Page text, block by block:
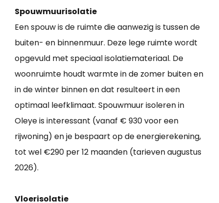
Spouwmuurisolatie
Een spouw is de ruimte die aanwezig is tussen de
buiten- en binnenmuur. Deze lege ruimte wordt
opgevuld met speciaal isolatiemateriaal. De
woonruimte houdt warmte in de zomer buiten en
in de winter binnen en dat resulteert in een
optimaal leefklimaat. Spouwmuur isoleren in
Oleye is interessant (vanaf € 930 voor een
rijwoning) en je bespaart op de energierekening,
tot wel €290 per 12 maanden (tarieven augustus
2026).
Vloerisolatie